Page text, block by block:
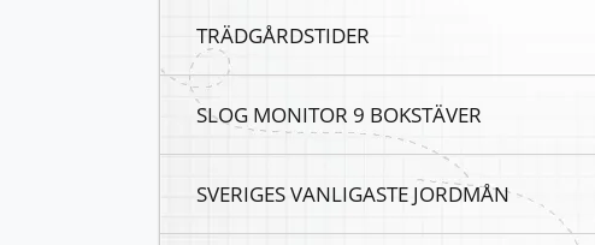
TRÄDGÅRDSTIDER
SLOG MONITOR 9 BOKSTÄVER
SVERIGES VANLIGASTE JORDMÅN